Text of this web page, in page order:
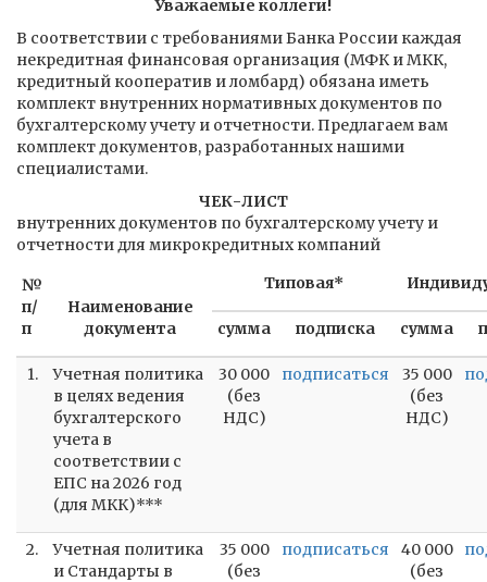
Уважаемые коллеги!
В соответствии с требованиями Банка России каждая
некредитная финансовая организация (МФК и МКК,
кредитный кооператив и ломбард) обязана иметь
комплект внутренних нормативных документов по
бухгалтерскому учету и отчетности. Предлагаем вам
комплект документов, разработанных нашими
специалистами.
ЧЕК-ЛИСТ
внутренних документов по бухгалтерскому учету и
отчетности для микрокредитных компаний
№
п/
п
Наименование
документа
Типовая*
сумма подписка сумма
1.
Учетная политика
в целях ведения
бухгалтерского
учета в
соответствии с
ЕПС на 2026 год
(для МКК)***
30 000
(без
НДС)
подписаться
35 000
(без
НДС)
2.
Учетная политика
и Стандарты в
35 000
(без
подписаться
40 000
(без